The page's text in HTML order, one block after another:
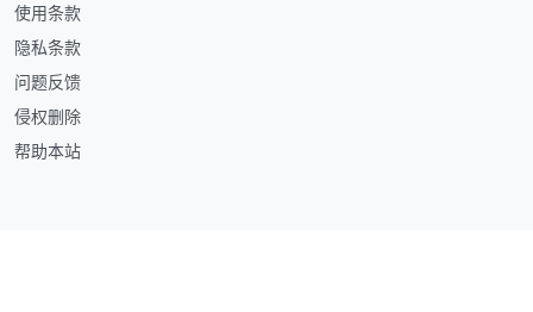
使用条款
隐私条款
问题反馈
侵权删除
帮助本站